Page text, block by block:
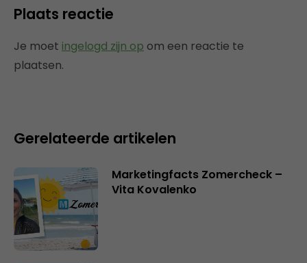
Plaats reactie
Je moet ingelogd zijn op om een reactie te
plaatsen.
Gerelateerde artikelen
Marketingfacts Zomercheck –
Vita Kovalenko